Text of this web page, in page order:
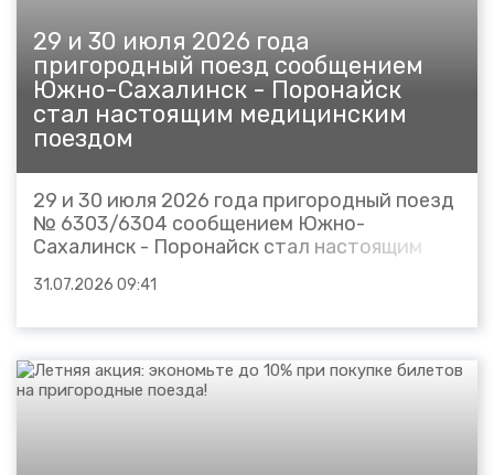
29 и 30 июля 2026 года
пригородный поезд сообщением
Южно-Сахалинск - Поронайск
стал настоящим медицинским
поездом
29 и 30 июля 2026 года пригородный поезд
№ 6303/6304 сообщением Южно-
Сахалинск - Поронайск стал настоящим
организованная РЖД Медициной и АО
пассажиров. В пути следования фельдшер
проводил консультации...
31.07.2026 09:41